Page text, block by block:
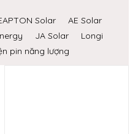
Solar
AE Solar
JA Solar
Longi
pin năng lượng